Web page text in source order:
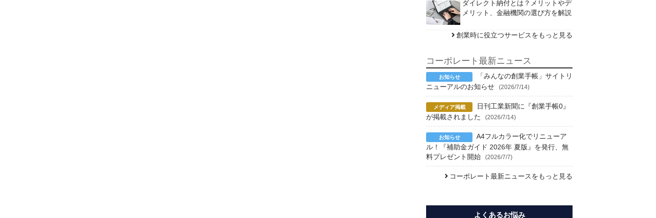
ダイレクト納付とは？メリットやデ
メリット、金融機関の選び方を解説
創業時に役立つサービスをもっと見る
コーポレート最新ニュース
「みんなの創業手帳」サイトリ
ニューアルのお知らせ
(2026/7/14)
日刊工業新聞に『創業手帳0』
が掲載されました
(2026/7/14)
A4フルカラー化でリニューア
ル！『補助金ガイド 2026年 夏版』を発行、無
料プレゼント開始
(2026/7/7)
コーポレート最新ニュースをもっと見る
よくあるお悩み